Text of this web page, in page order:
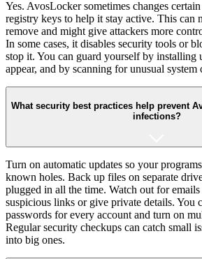
Yes. AvosLocker sometimes changes
registry keys to help it stay active. This can
remove and might give attackers more
In some cases, it disables security tools or
stop it. You can guard yourself by installing
appear, and by scanning for unusual system
What security best practices help prevent
infections?
Turn on automatic updates so your
known holes. Back up files on separate
plugged in all the time. Watch out for
suspicious links or give private details. You
passwords for every account and turn on
Regular security checkups can catch small
into big ones.